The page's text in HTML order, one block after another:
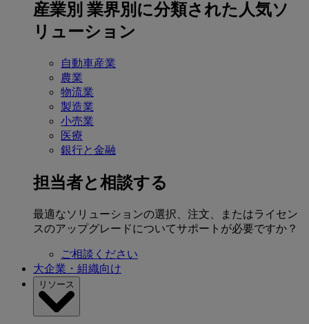
産業別 業界別に分類された人気ソ
リューション
自動車産業
農業
物流業
製造業
小売業
医療
銀行と金融
担当者と相談する
最適なソリューションの選択、注文、またはライセン
スのアップグレードについてサポートが必要ですか？
ご相談ください
大企業・組織向け
リソース